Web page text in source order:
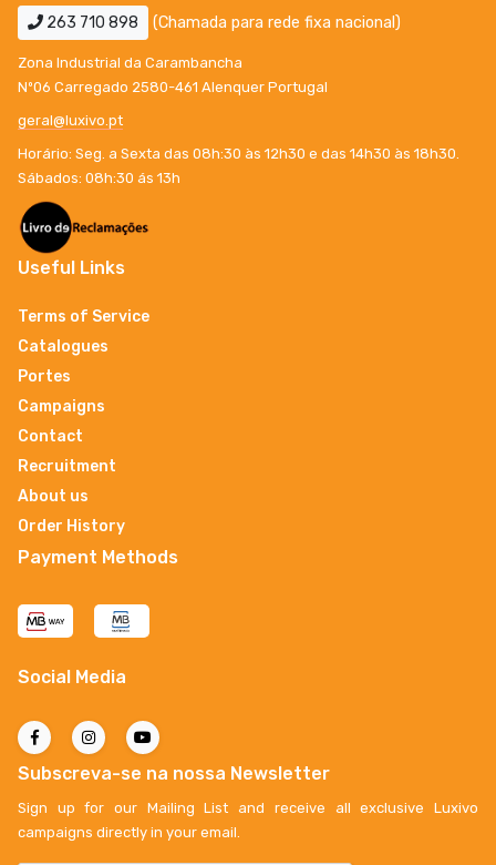
263 710 898 (Chamada para rede fixa nacional)
Zona Industrial da Carambancha
Nº06 Carregado 2580-461 Alenquer Portugal
geral@luxivo.pt
Horário: Seg. a Sexta das 08h:30 às 12h30 e das 14h30 às 18h30.
Sábados: 08h:30 ás 13h
Useful Links
Terms of Service
Catalogues
Portes
Campaigns
Contact
Recruitment
About us
Order History
Payment Methods
Social Media
Subscreva-se na nossa Newsletter
Sign up for our Mailing List and receive all exclusive Luxivo
campaigns directly in your email.